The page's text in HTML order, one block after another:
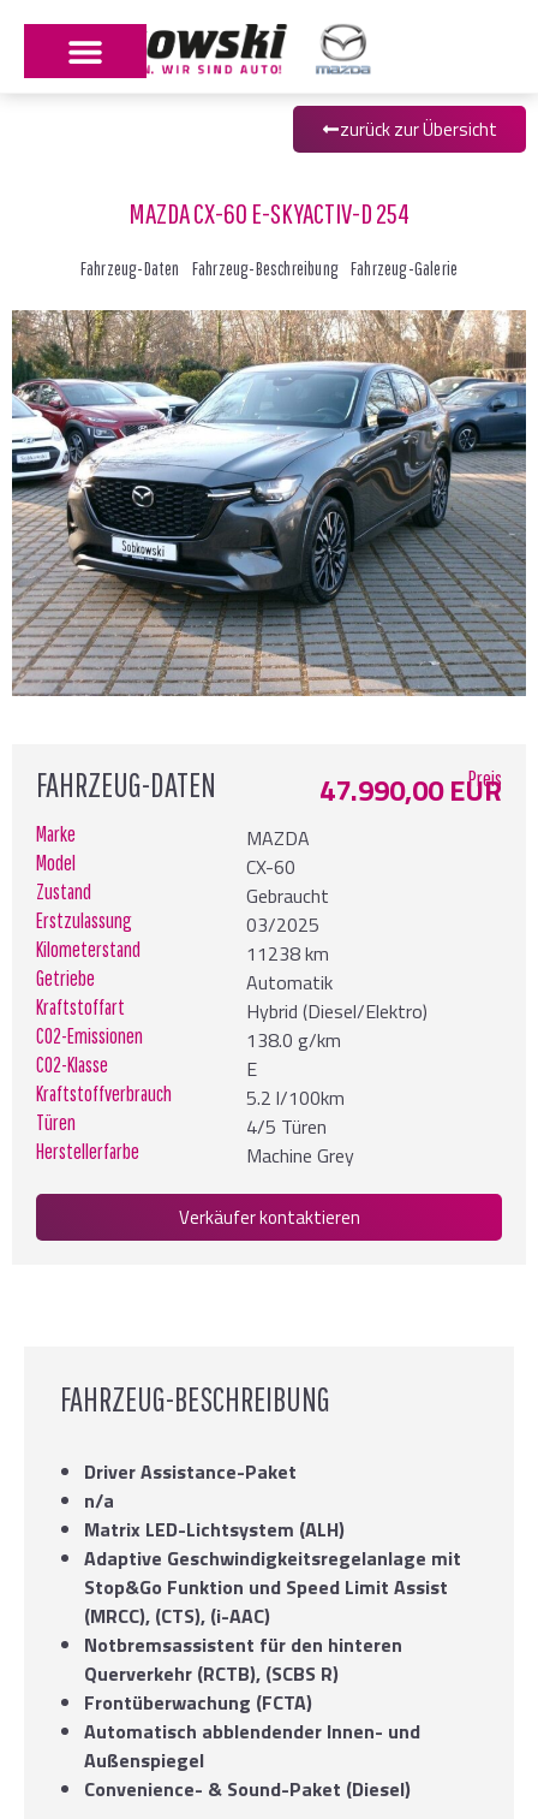
zurück zur Übersicht
MAZDA CX-60 E-SKYACTIV-D 254
Fahrzeug-Daten Fahrzeug-Beschreibung Fahrzeug-Galerie
FAHRZEUG-DATEN Preis
47.990,00 EUR
Marke MAZDA
Model CX-60
Zustand Gebraucht
Erstzulassung 03/2025
Kilometerstand 11238 km
Getriebe Automatik
Kraftstoffart Hybrid (Diesel/Elektro)
CO2-Emissionen 138.0 g/km
CO2-Klasse E
Kraftstoffverbrauch 5.2 l/100km
Türen 4/5 Türen
Herstellerfarbe Machine Grey
Verkäufer kontaktieren
FAHRZEUG-BESCHREIBUNG
Driver Assistance-Paket
n/a
Matrix LED-Lichtsystem (ALH)
Adaptive Geschwindigkeitsregelanlage mit
Stop&Go Funktion und Speed Limit Assist
(MRCC), (CTS), (i-AAC)
Notbremsassistent für den hinteren
Querverkehr (RCTB), (SCBS R)
Frontüberwachung (FCTA)
Automatisch abblendender Innen- und
Außenspiegel
Convenience- & Sound-Paket (Diesel)